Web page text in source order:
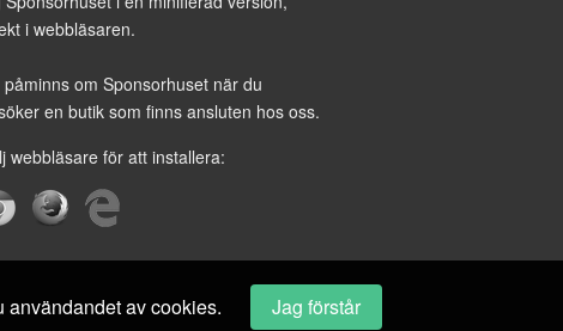
i webbläsaren.
påminns om Sponsorhuset när du
en butik som finns ansluten hos oss.
webbläsare för att installera:
användandet av cookies. Jag förstår